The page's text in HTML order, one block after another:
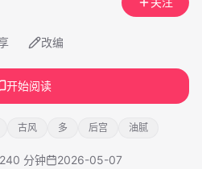
改编
开始阅读
古风 多 后宫 油腻
分钟 2026-05-07